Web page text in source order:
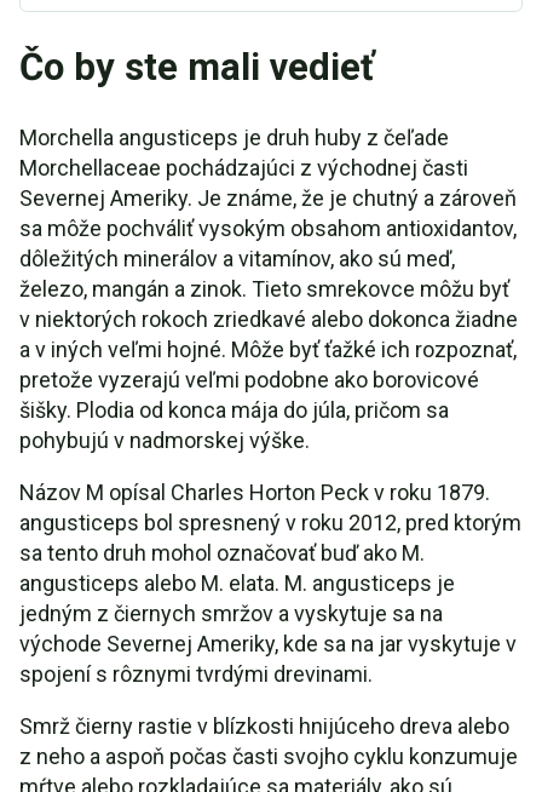
Čo by ste mali vedieť
Morchella angusticeps je druh huby z čeľade
Morchellaceae pochádzajúci z východnej časti
Severnej Ameriky. Je známe, že je chutný a zároveň
sa môže pochváliť vysokým obsahom antioxidantov,
dôležitých minerálov a vitamínov, ako sú meď,
železo, mangán a zinok. Tieto smrekovce môžu byť
v niektorých rokoch zriedkavé alebo dokonca žiadne
a v iných veľmi hojné. Môže byť ťažké ich rozpoznať,
pretože vyzerajú veľmi podobne ako borovicové
šišky. Plodia od konca mája do júla, pričom sa
pohybujú v nadmorskej výške.
Názov M opísal Charles Horton Peck v roku 1879.
angusticeps bol spresnený v roku 2012, pred ktorým
sa tento druh mohol označovať buď ako M.
angusticeps alebo M. elata. M. angusticeps je
jedným z čiernych smržov a vyskytuje sa na
východe Severnej Ameriky, kde sa na jar vyskytuje v
spojení s rôznymi tvrdými drevinami.
Smrž čierny rastie v blízkosti hnijúceho dreva alebo
z neho a aspoň počas časti svojho cyklu konzumuje
mŕtve alebo rozkladajúce sa materiály, ako sú